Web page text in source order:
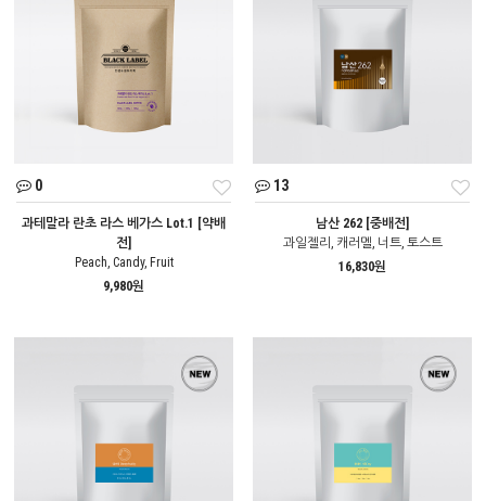
0
과테말라 란초 라스 베가스 Lot.1 [약배
전]
Peach, Candy, Fruit
9,980원
13
남산 262 [중배전]
과일젤리, 캐러멜, 너트, 토스트
16,830원